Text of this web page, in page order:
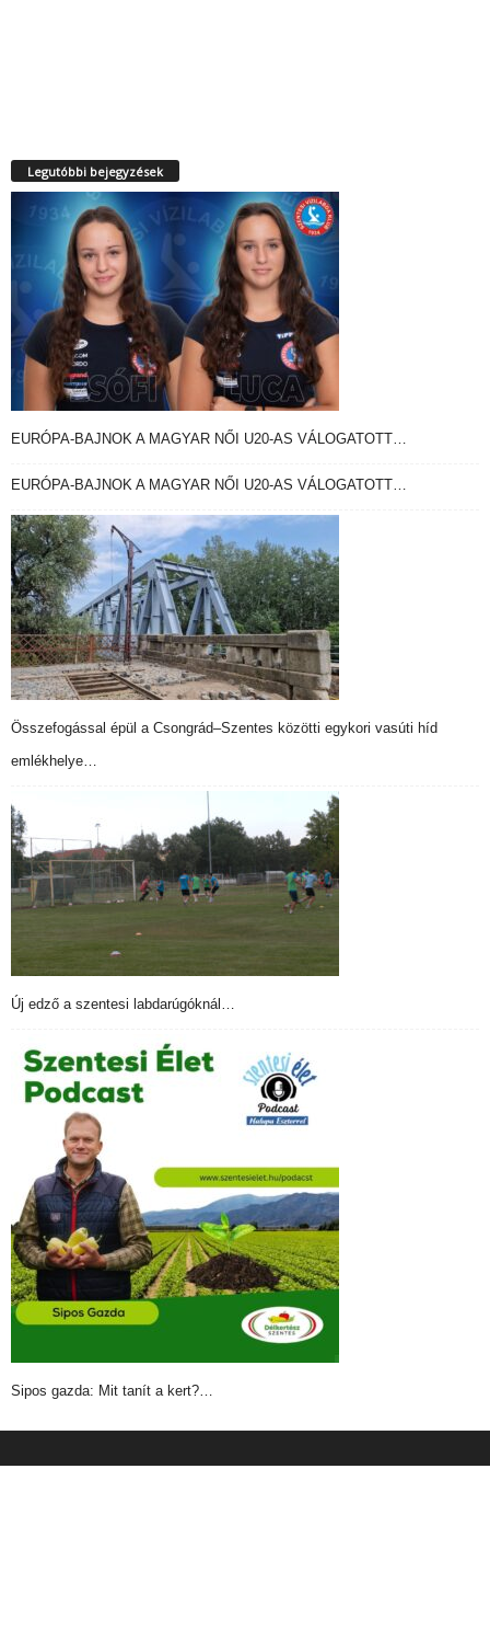
Legutóbbi bejegyzések
EURÓPA-BAJNOK A MAGYAR NŐI U20-AS VÁLOGATOTT…
EURÓPA-BAJNOK A MAGYAR NŐI U20-AS VÁLOGATOTT…
Összefogással épül a Csongrád–Szentes közötti egykori vasúti híd
emlékhelye…
Új edző a szentesi labdarúgóknál…
Sipos gazda: Mit tanít a kert?…